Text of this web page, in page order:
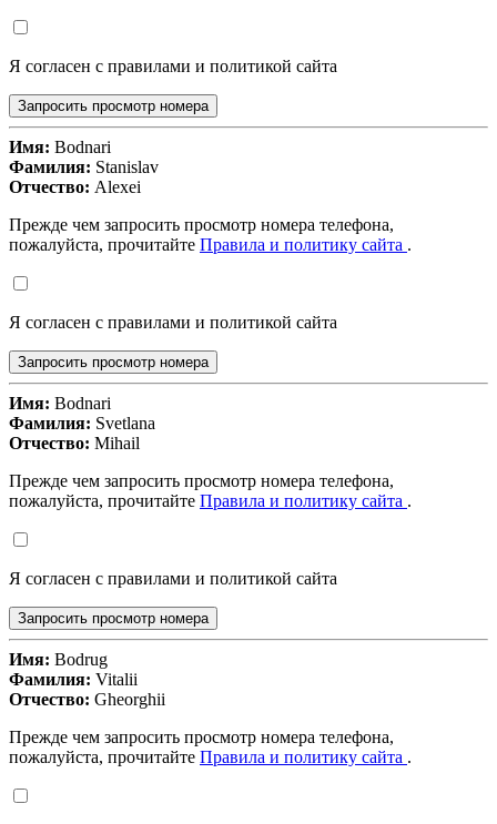
Я согласен с правилами и политикой сайта
Запросить просмотр номера
Имя: Bodnari
Фамилия: Stanislav
Отчество: Alexei
Прежде чем запросить просмотр номера телефона,
пожалуйста, прочитайте Правила и политику сайта .
Я согласен с правилами и политикой сайта
Запросить просмотр номера
Имя: Bodnari
Фамилия: Svetlana
Отчество: Mihail
Прежде чем запросить просмотр номера телефона,
пожалуйста, прочитайте Правила и политику сайта .
Я согласен с правилами и политикой сайта
Запросить просмотр номера
Имя: Bodrug
Фамилия: Vitalii
Отчество: Gheorghii
Прежде чем запросить просмотр номера телефона,
пожалуйста, прочитайте Правила и политику сайта .